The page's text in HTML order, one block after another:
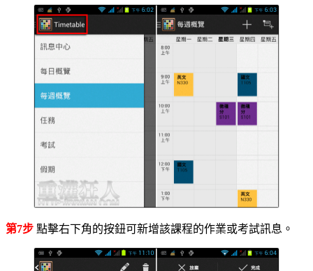
第7步 點擊右下角的按鈕可新增該課程的作業或考試訊息。